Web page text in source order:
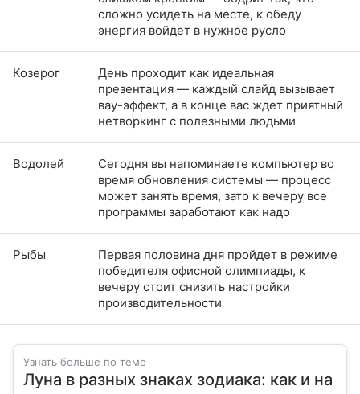
сложно усидеть на месте, к обеду
энергия войдет в нужное русло
Козерог
День проходит как идеальная
презентация — каждый слайд вызывает
вау-эффект, а в конце вас ждет приятный
нетворкинг с полезными людьми
Водолей
Сегодня вы напоминаете компьютер во
время обновления системы — процесс
может занять время, зато к вечеру все
программы заработают как надо
Рыбы
Первая половина дня пройдет в режиме
победителя офисной олимпиады, к
вечеру стоит снизить настройки
производительности
Узнать больше по теме
Луна в разных знаках зодиака: как и на